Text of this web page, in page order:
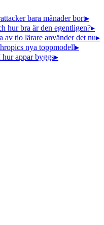
bara månader bort▸
hur bra är den egentligen?▸
tio lärare använder det nu▸
nya toppmodell▸
appar byggs▸